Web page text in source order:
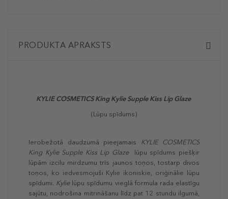
PRODUKTA APRAKSTS
KYLIE COSMETICS King Kylie Supple Kiss Lip Glaze
(Lūpu spīdums)
Ierobežotā daudzumā pieejamais KYLIE COSMETICS
King Kylie Supple Kiss Lip Glaze
lūpu spīdums piešķir
lūpām izcilu mirdzumu trīs jaunos toņos, tostarp divos
toņos, ko iedvesmojuši Kylie ikoniskie, oriģinālie lūpu
spīdumi. Kylielūpu spīdumu vieglā formula rada elastīgu
sajūtu, nodrošina mitrināšanu līdz pat 12 stundu ilgumā,